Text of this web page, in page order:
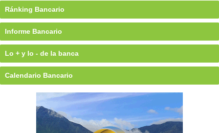
Ránking Bancario
Informe Bancario
Lo + y lo - de la banca
Calendario Bancario